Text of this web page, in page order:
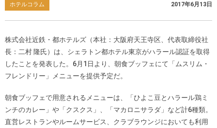
ホテルコラム 2017年6月13日
株式会社近鉄・都ホテルズ（本社：大阪府天王寺区、代表取締役社
長：二村 隆氏）は、シェラトン都ホテル東京がハラール認証を取得
したことを発表した。6月1日より、朝食ブッフェにて「ムスリム・
フレンドリー」メニューを提供予定だ。
朝食ブッフェで用意されるメニューは、「ひよこ豆とハラール鶏ミ
ンチのカレー」や「クスクス」、「マカロニサラダ」など計6種類。
直営レストランやルームサービス、クラブラウンジにおいても利用